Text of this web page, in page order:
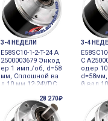
3-4 НЕДЕЛИ
E58SC10-1-2-T-24 A
2500003679 Энкод
ер 1 имп./об, d=58
мм, Сплошной ва
л 10 мм 12-24VDC
3-4
C
одер
й вал
28 270₽